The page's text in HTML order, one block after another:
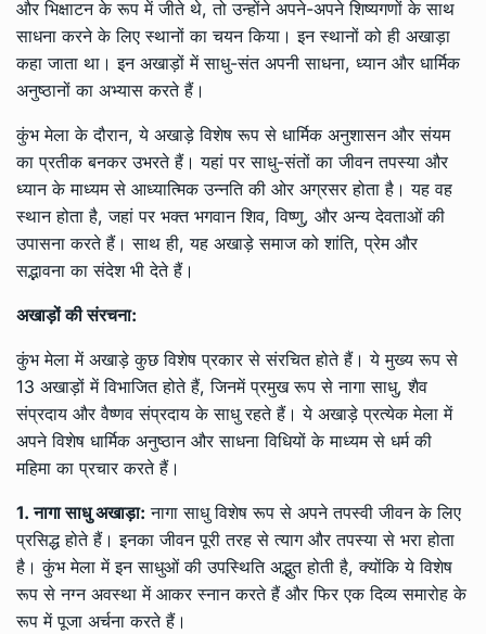
और भिक्षाटन के रूप में जीते थे, तो उन्होंने अपने-अपने शिष्यगणों के साथ
साधना करने के लिए स्थानों का चयन किया। इन स्थानों को ही अखाड़ा
कहा जाता था। इन अखाड़ों में साधु-संत अपनी साधना, ध्यान और धार्मिक
अनुष्ठानों का अभ्यास करते हैं।
कुंभ मेला के दौरान, ये अखाड़े विशेष रूप से धार्मिक अनुशासन और संयम
का प्रतीक बनकर उभरते हैं। यहां पर साधु-संतों का जीवन तपस्या और
ध्यान के माध्यम से आध्यात्मिक उन्नति की ओर अग्रसर होता है। यह वह
स्थान होता है, जहां पर भक्त भगवान शिव, विष्णु, और अन्य देवताओं की
उपासना करते हैं। साथ ही, यह अखाड़े समाज को शांति, प्रेम और
सद्भावना का संदेश भी देते हैं।
अखाड़ों की संरचना:
कुंभ मेला में अखाड़े कुछ विशेष प्रकार से संरचित होते हैं। ये मुख्य रूप से
13 अखाड़ों में विभाजित होते हैं, जिनमें प्रमुख रूप से नागा साधु, शैव
संप्रदाय और वैष्णव संप्रदाय के साधु रहते हैं। ये अखाड़े प्रत्येक मेला में
अपने विशेष धार्मिक अनुष्ठान और साधना विधियों के माध्यम से धर्म की
महिमा का प्रचार करते हैं।
1. नागा साधु अखाड़ा: नागा साधु विशेष रूप से अपने तपस्वी जीवन के लिए
प्रसिद्ध होते हैं। इनका जीवन पूरी तरह से त्याग और तपस्या से भरा होता
है। कुंभ मेला में इन साधुओं की उपस्थिति अद्भुत होती है, क्योंकि ये विशेष
रूप से नग्न अवस्था में आकर स्नान करते हैं और फिर एक दिव्य समारोह के
रूप में पूजा अर्चना करते हैं।